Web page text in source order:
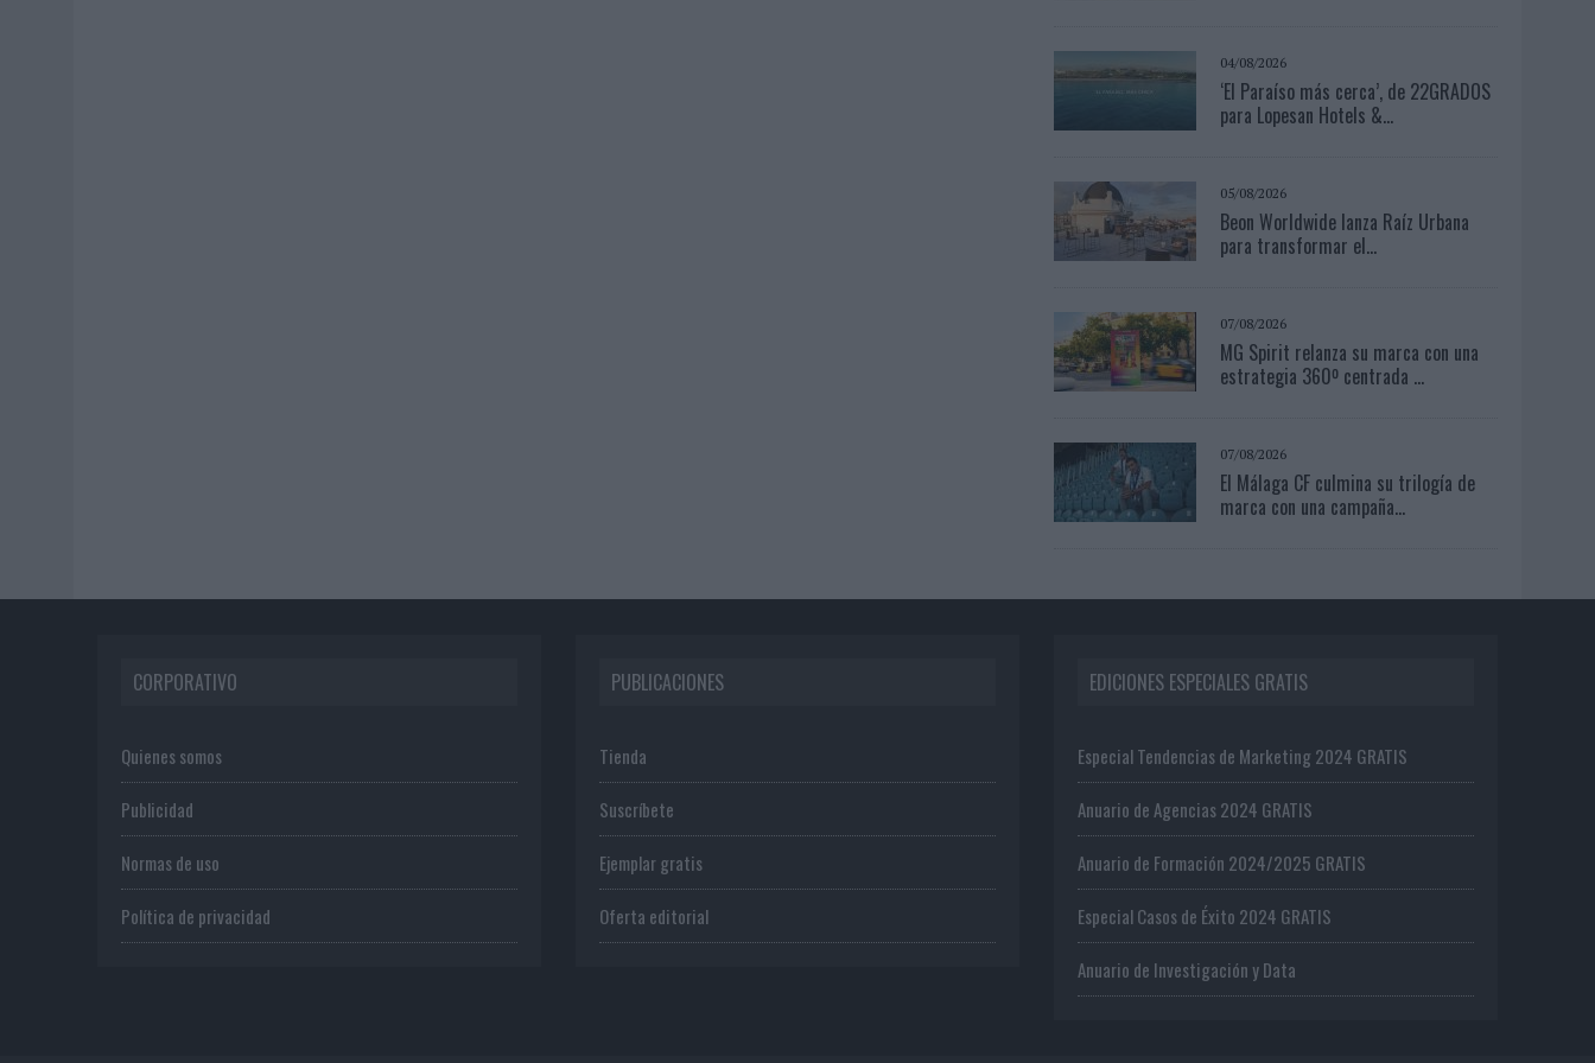
04/08/2026
‘El Paraíso más cerca’, de 22GRADOS
para Lopesan Hotels &...
05/08/2026
Beon Worldwide lanza Raíz Urbana
para transformar el...
07/08/2026
MG Spirit relanza su marca con una
estrategia 360º centrada ...
07/08/2026
El Málaga CF culmina su trilogía de
marca con una campaña...
CORPORATIVO
Quienes somos
Publicidad
Normas de uso
Política de privacidad
PUBLICACIONES
Tienda
Suscríbete
Ejemplar gratis
Oferta editorial
EDICIONES ESPECIALES GRATIS
Especial Tendencias de Marketing 2024 GRATIS
Anuario de Agencias 2024 GRATIS
Anuario de Formación 2024/2025 GRATIS
Especial Casos de Éxito 2024 GRATIS
Anuario de Investigación y Data